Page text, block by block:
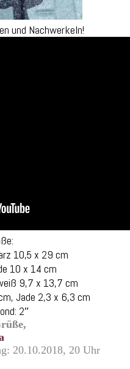
und Nachwerkeln!
10,5 x 29 cm
10 x 14 cm
9,7 x 13,7 cm
Jade 2,3 x 6,3 cm
2″
20.10.2018, 20 Uhr